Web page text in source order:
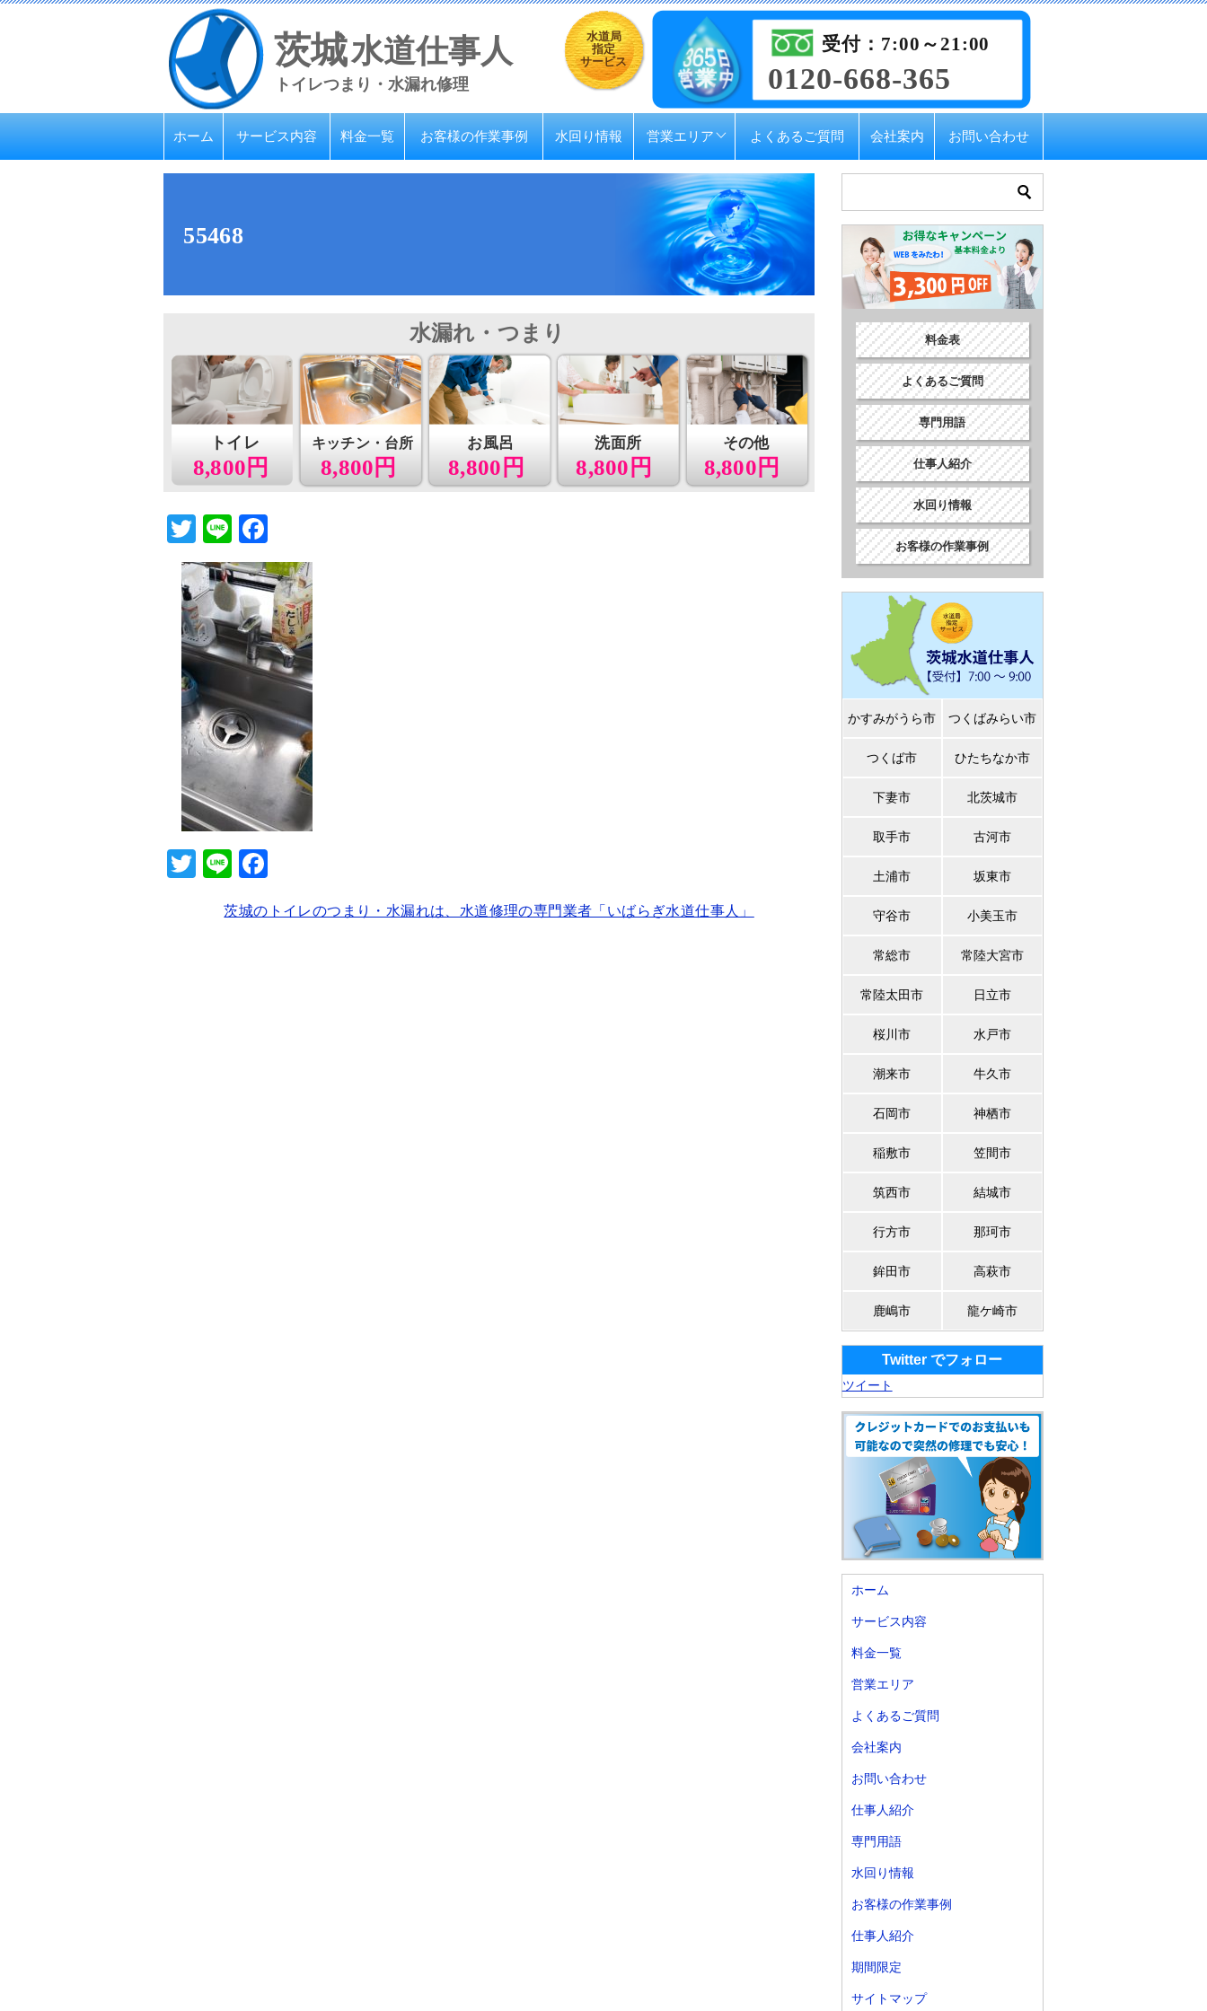
茨城水道仕事人
トイレつまり・水漏れ修理
水道局
指定
サービス 0120-668-365
受付：7:00～21:00
ホーム サービス内容 料金一覧 お客様の作業事例 水回り情報 営業エリア よくあるご質問 会社案内 お問い合わせ
55468
8,800円
トイレ
8,800円
キッチン・台所 お風呂
8,800円
洗面所
8,800円
その他
8,800円
水漏れ・つまり
T
wi
tt
er
Li
n
e
a
c
e
b
o
o
k
T
Li
e c
茨城のトイレのつまり・水漏れは、水道修理の専門業者「いばらぎ水道仕事人」
料金表
よくあるご質問
専門用語
仕事人紹介
水回り情報
お客様の作業事例
かすみがうら市 つくばみらい市
つくば市 ひたちなか市
下妻市 北茨城市
取手市 古河市
土浦市 坂東市
守谷市 小美玉市
常総市 常陸大宮市
常陸太田市 日立市
桜川市 水戸市
潮来市 牛久市
石岡市 神栖市
稲敷市 笠間市
筑西市 結城市
行方市 那珂市
鉾田市 高萩市
鹿嶋市 龍ケ崎市
Twitter でフォロー
ツイート
ホーム
サービス内容
料金一覧
営業エリア
よくあるご質問
会社案内
お問い合わせ
仕事人紹介
専門用語
水回り情報
お客様の作業事例
仕事人紹介
期間限定
サイトマップ